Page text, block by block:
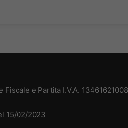
Fiscale e Partita I.V.A. 13461621008
15/02/2023